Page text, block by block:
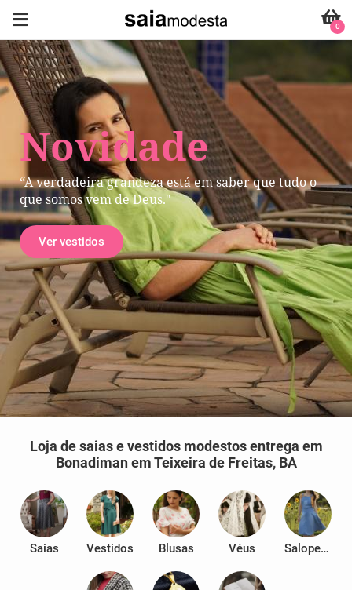
Novidade
“A verdadeira grandeza está em saber que tudo o
que somos vem de Deus."
Ver vestidos
0
Loja de saias e vestidos modestos entrega em
Bonadiman em Teixeira de Freitas, BA
Saias Vestidos Blusas Véus Salopetes